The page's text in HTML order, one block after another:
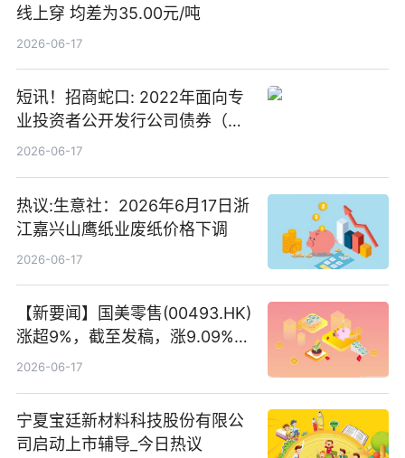
线上穿 均差为35.00元/吨
2026-06-17
短讯！招商蛇口: 2022年面向专
业投资者公开发行公司债券（第
二期）（品种二）2026年付息公
2026-06-17
热议:生意社：2026年6月17日浙
江嘉兴山鹰纸业废纸价格下调
2026-06-17
【新要闻】国美零售(00493.HK)
涨超9%，截至发稿，涨9.09%，
报0.012港元，成交额37.26万港
2026-06-17
宁夏宝廷新材料科技股份有限公
司启动上市辅导_今日热议